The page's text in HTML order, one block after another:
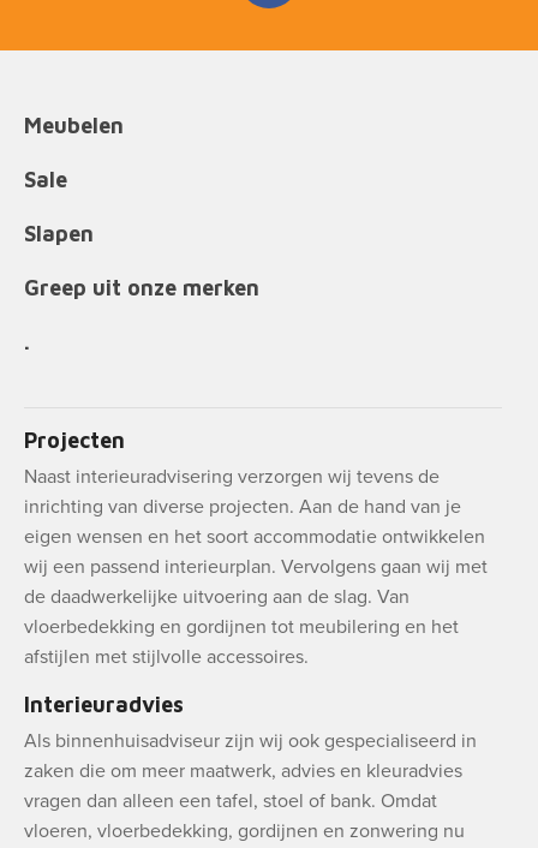
Meubelen
Sale
Slapen
Greep uit onze merken
.
Projecten
Naast interieuradvisering verzorgen wij tevens de
inrichting van diverse projecten. Aan de hand van je
eigen wensen en het soort accommodatie ontwikkelen
wij een passend interieurplan. Vervolgens gaan wij met
de daadwerkelijke uitvoering aan de slag. Van
vloerbedekking en gordijnen tot meubilering en het
afstijlen met stijlvolle accessoires.
Interieuradvies
Als binnenhuisadviseur zijn wij ook gespecialiseerd in
zaken die om meer maatwerk, advies en kleuradvies
vragen dan alleen een tafel, stoel of bank. Omdat
vloeren, vloerbedekking, gordijnen en zonwering nu